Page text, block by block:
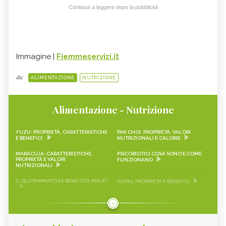
Continua a leggere dopo la pubblicità
Immagine | Fiemmeservizi.it
da: ALIMENTAZIONE NUTRIZIONE
Alimentazione - Nutrizione
YUZU: PROPRIETÀ, CARATTERISTICHE
E BENEFICI
PAK CHOI, PROPRIETÀ, VALORI
NUTRIZIONALI E CALORIE
MARACUJA: CARATTERISTICHE,
PROPRIETÀ E VALORI
NUTRIZIONALI
PSICOBIOTICI COSA SONO E COME
FUNZIONANO
IL GLUTAMMATO FA BENE O FA MALE? NOPAL PROPRIETÀ E BENEFICI
FRAGOLINE DI BOSCO
RICETTE
CRAUTI, PROPRIETÀ, VALORI
NUTRIZIONALI E RICETTE